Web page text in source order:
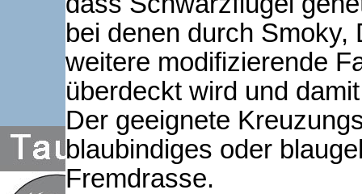
bei denen durch
weitere modifizierende
überdeckt wird und
Der geeignete
blaubindiges oder
Fremdrasse.